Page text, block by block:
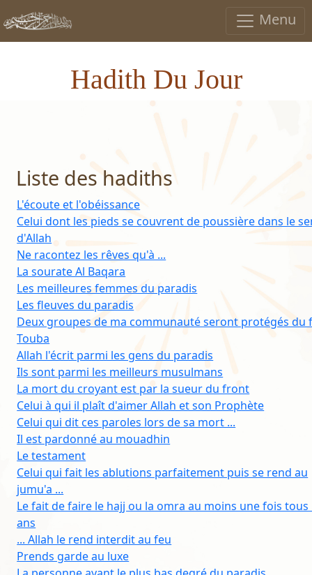
Menu
Hadith Du Jour
Liste des hadiths
L'écoute et l'obéissance
Celui dont les pieds se couvrent de poussière dans le
d'Allah
Ne racontez les rêves qu'à ...
La sourate Al Baqara
Les meilleures femmes du paradis
Les fleuves du paradis
Deux groupes de ma communauté seront protégés du
Touba
Allah l'écrit parmi les gens du paradis
Ils sont parmi les meilleurs musulmans
La mort du croyant est par la sueur du front
Celui à qui il plaît d'aimer Allah et son Prophète
Celui qui dit ces paroles lors de sa mort ...
Il est pardonné au mouadhin
Le testament
Celui qui fait les ablutions parfaitement puis se rend au
jumu'a ...
Le fait de faire le hajj ou la omra au moins une fois tous
ans
... Allah le rend interdit au feu
Prends garde au luxe